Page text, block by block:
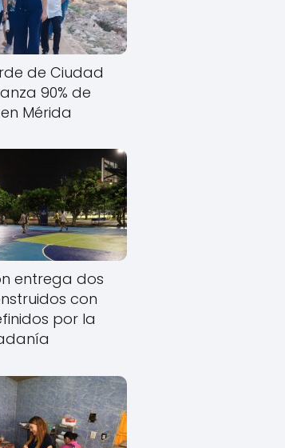
de Ciudad
90% de
Mérida
entrega dos
con
por la